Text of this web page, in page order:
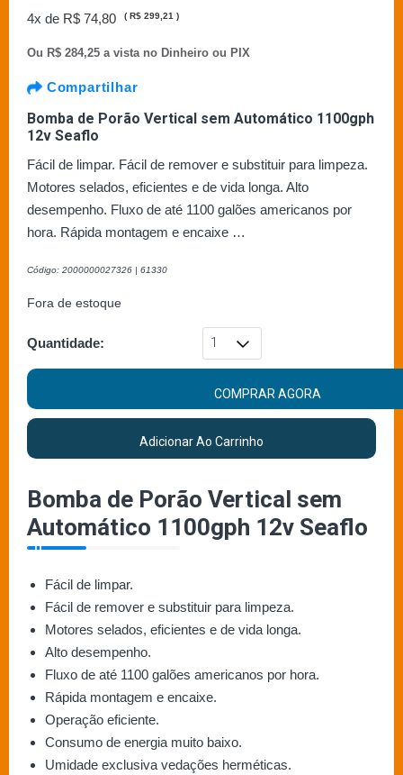
4x de R$ 74,80 ( R$ 299,21 )
Ou R$ 284,25 a vista no Dinheiro ou PIX
Compartilhar
Bomba de Porão Vertical sem Automático 1100gph
12v Seaflo
Fácil de limpar. Fácil de remover e substituir para limpeza.
Motores selados, eficientes e de vida longa. Alto
desempenho. Fluxo de até 1100 galões americanos por
hora. Rápida montagem e encaixe …
Código: 2000000027326 | 61330
Fora de estoque
Quantidade:
COMPRAR AGORA
Adicionar Ao Carrinho
Bomba de Porão Vertical sem
Automático 1100gph 12v Seaflo
Fácil de limpar.
Fácil de remover e substituir para limpeza.
Motores selados, eficientes e de vida longa.
Alto desempenho.
Fluxo de até 1100 galões americanos por hora.
Rápida montagem e encaixe.
Operação eficiente.
Consumo de energia muito baixo.
Umidade exclusiva vedações herméticas.